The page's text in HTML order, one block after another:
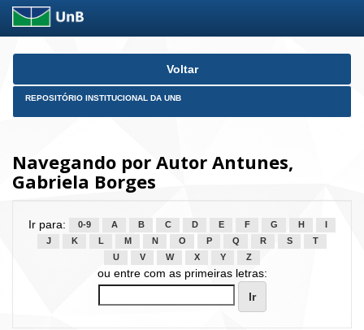
Skip
Voltar
REPOSITÓRIO INSTITUCIONAL DA UNB
Navegando por Autor Antunes,
Gabriela Borges
Ir para: 0-9 A B C D E F G H
J
K L M N O P Q R S
T
U
V W X Y Z
ou entre com as primeiras letras: